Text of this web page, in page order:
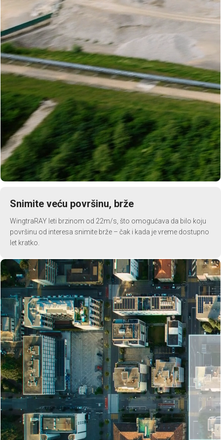
Snimite veću površinu, brže
WingtraRAY leti brzinom od 22m/s, što omogućava da bilo koju
površinu od interesa snimite brže – čak i kada je vreme dostupno
let kratko.